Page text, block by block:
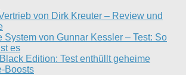
von Dirk Kreuter – Review und
System von Gunnar Kessler – Test: So
es
Edition: Test enthüllt geheime
Boosts